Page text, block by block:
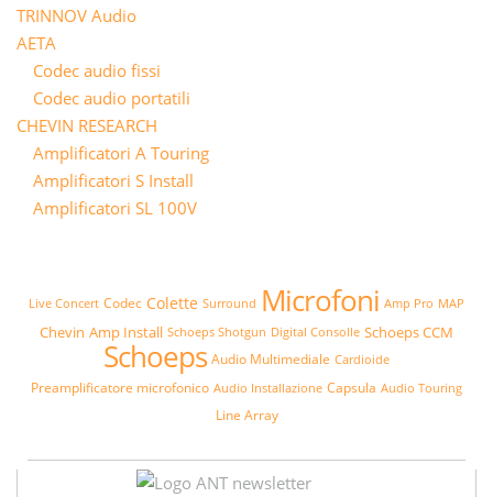
TRINNOV Audio
AETA
Codec audio fissi
Codec audio portatili
CHEVIN RESEARCH
Amplificatori A Touring
Amplificatori S Install
Amplificatori SL 100V
Live Concert Codec Colette Surround Microfoni Amp Pro MAP
Chevin Amp Install Schoeps Shotgun Digital Consolle Schoeps CCM
Schoeps Audio Multimediale Cardioide
Preamplificatore microfonico Audio Installazione Capsula Audio Touring
Line Array